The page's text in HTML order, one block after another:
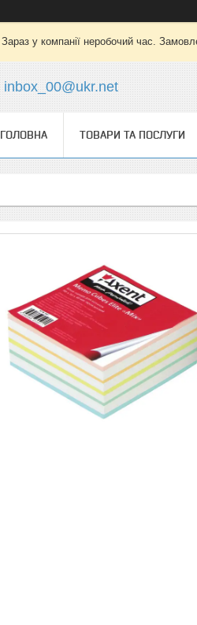
Зараз у компанії неробочий час.
inbox_00@ukr.net
ГОЛОВНА ТОВАРИ ТА ПОСЛУГИ